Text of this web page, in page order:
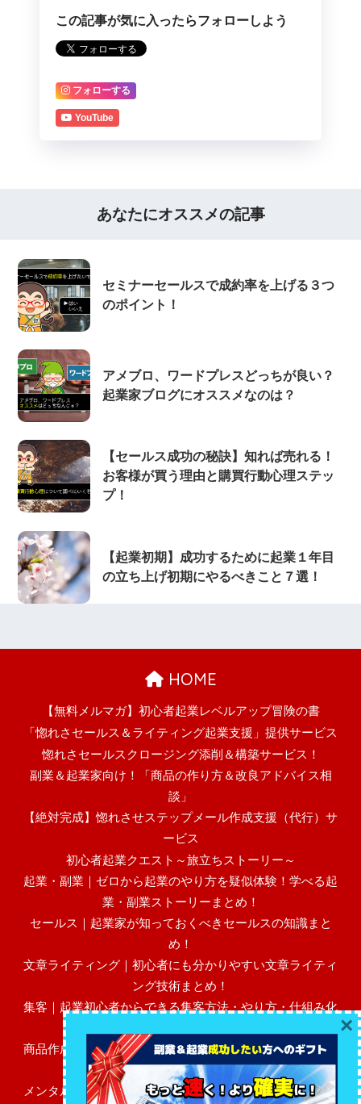
この記事が気に入ったらフォローしよう
フォローする
YouTube
あなたにオススメの記事
セミナーセールスで成約率を上げる３つ
のポイント！
アメブロ、ワードプレスどっちが良い？
起業家ブログにオススメなのは？
【セールス成功の秘訣】知れば売れる！
お客様が買う理由と購買行動心理ステッ
プ！
【起業初期】成功するために起業１年目
の立ち上げ初期にやるべきこと７選！
HOME
【無料メルマガ】初心者起業レベルアップ冒険の書
「惚れさセールス＆ライティング起業支援」提供サービス
惚れさセールスクロージング添削＆構築サービス！
副業＆起業家向け！「商品の作り方＆改良アドバイス相
談」
【絶対完成】惚れさせステップメール作成支援（代行）サ
ービス
初心者起業クエスト～旅立ちストーリー～
起業・副業｜ゼロから起業のやり方を疑似体験！学べる起
業・副業ストーリーまとめ！
セールス｜起業家が知っておくべきセールスの知識まと
め！
文章ライティング｜初心者にも分かりやすい文章ライティ
ング技術まとめ！
集客｜起業初心者からできる集客方法・やり方・仕組み化
商品作成｜初心者にも分かりやすい売れる高額商品作成・
作り方まとめ！
メンタル・マインド｜起業初心者に必要なビジネスメンタ
×